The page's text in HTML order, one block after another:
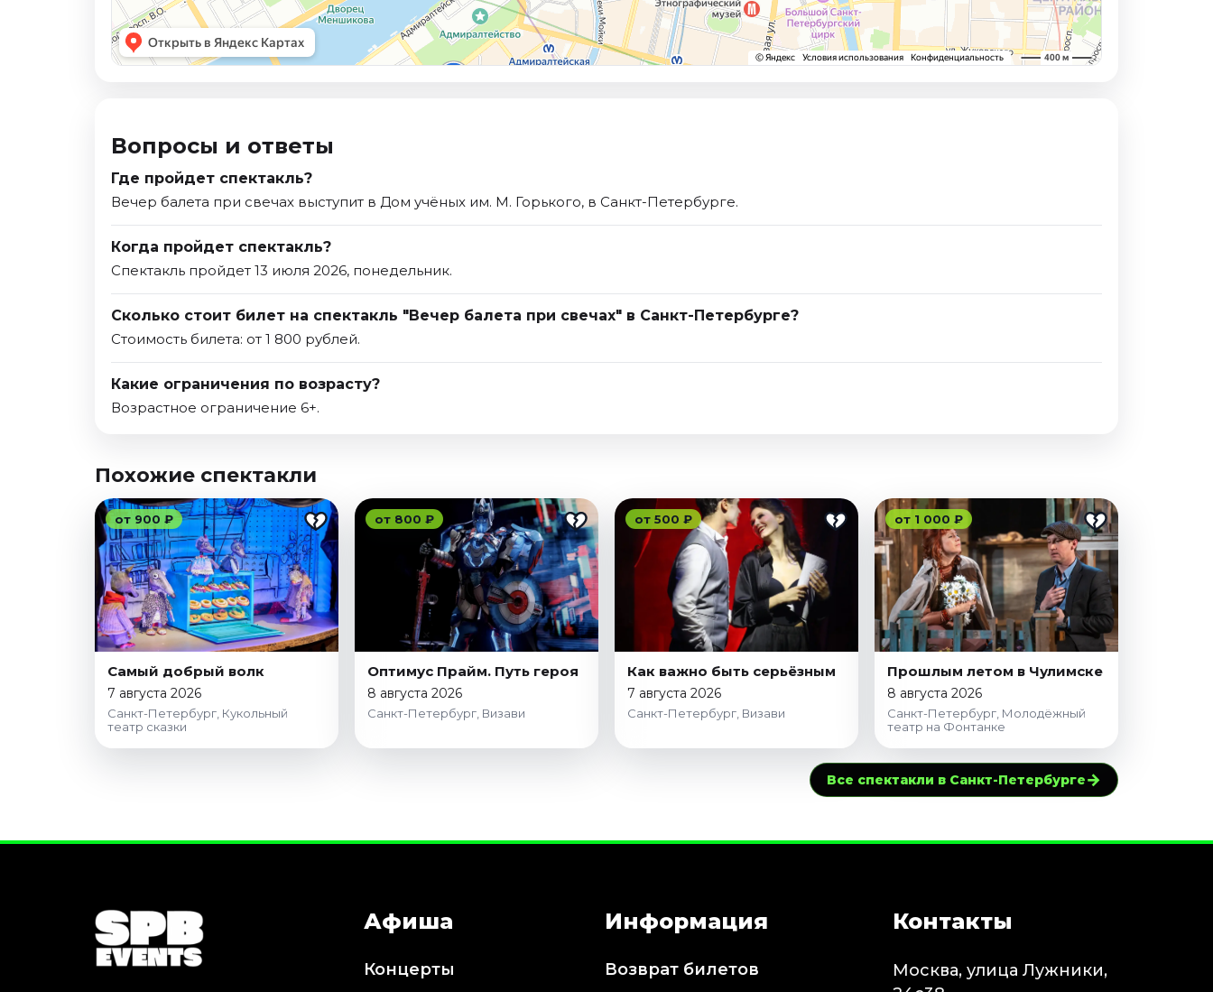
Вопросы и ответы
Где пройдет спектакль?
Вечер балета при свечах выступит в Дом учёных им. М. Горького, в Санкт-Петербурге.
Когда пройдет спектакль?
Спектакль пройдет 13 июля 2026, понедельник.
Сколько стоит билет на спектакль "Вечер балета при свечах" в Санкт-Петербурге?
Стоимость билета: от 1 800 рублей.
Какие ограничения по возрасту?
Возрастное ограничение 6+.
Похожие спектакли
от 900 ₽
Самый добрый волк
7 августа 2026
Санкт-Петербург, Кукольный
театр сказки
от 800 ₽
Оптимус Прайм. Путь героя
8 августа 2026
Санкт-Петербург, Визави
от 500 ₽
Как важно быть серьёзным
7 августа 2026
Санкт-Петербург, Визави
от 1 000 ₽
Прошлым летом в Чулимске
8 августа 2026
Санкт-Петербург, Молодёжный
театр на Фонтанке
Все спектакли в Санкт-Петербурге→
Афиша
Концерты
Информация
Возврат билетов
Контакты
Москва, улица Лужники,